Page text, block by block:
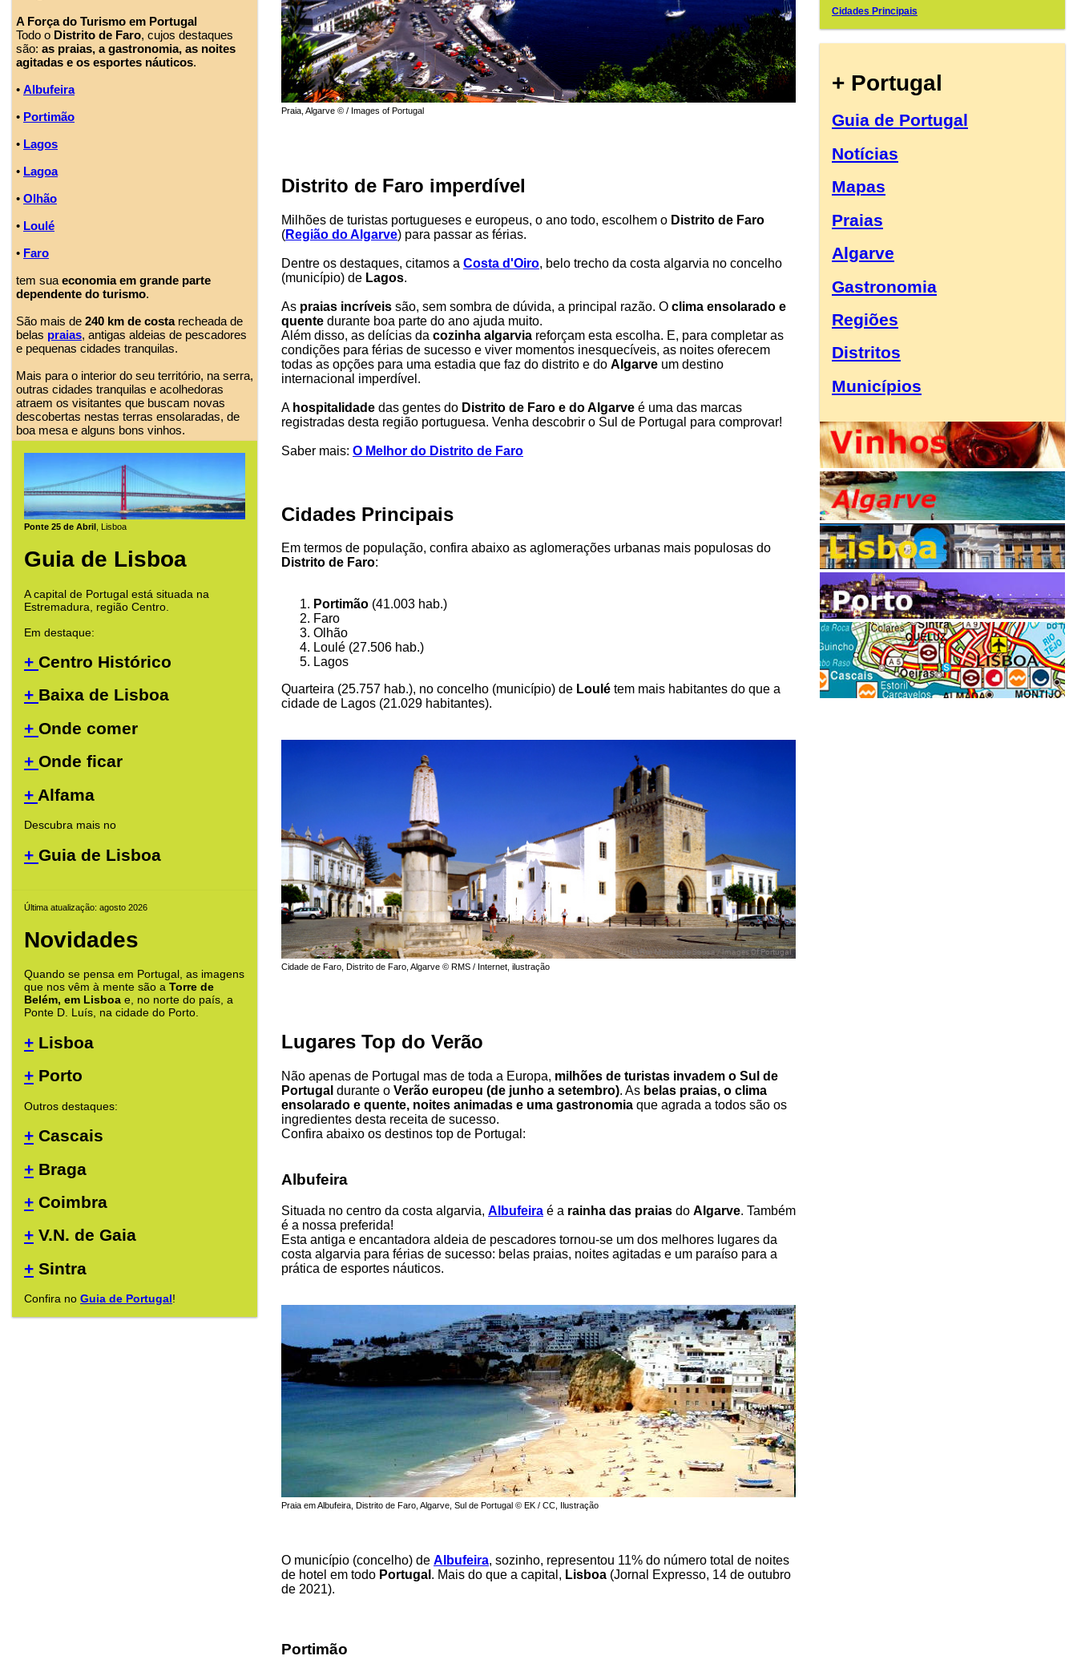
A Força do Turismo em Portugal
Todo o Distrito de Faro, cujos destaques
são: as praias, a gastronomia, as noites
agitadas e os esportes náuticos.
• Albufeira
• Portimão
• Lagos
• Lagoa
• Olhão
• Loulé
• Faro
tem sua economia em grande parte
dependente do turismo.
São mais de 240 km de costarecheada de
belas praias, antigas aldeias de pescadores
e pequenas cidades tranquilas.
Mais para o interior do seu território, na serra,
outras cidades tranquilas e acolhedoras
atraem os visitantes que buscam novas
descobertas nestas terras ensolaradas, de
boa mesa e alguns bons vinhos.
Ponte 25 de Abril , Lisboa
Guia de Lisboa
A capital de Portugal está situada na
Estremadura, região Centro.
Em destaque:
+ Centro Histórico
+ Baixa de Lisboa
+ Onde comer
+ Onde ficar
+ Alfama
Descubra mais no
+ Guia de Lisboa
Última atualização: agosto 2026
Novidades
Quando se pensa em Portugal, as imagens
que nos vêm à mente são a Torre de
Belém, em Lisboa e, no norte do país, a
Ponte D. Luís, na cidade do Porto.
+ Lisboa
+ Porto
Outros destaques:
+ Cascais
+ Braga
+ Coimbra
+ V.N. de Gaia
+ Sintra
Confira no Guia de Portugal!
Praia, Algarve © / Images of Portugal
Distrito de Faro imperdível
Milhões de turistas portugueses e europeus, o ano todo, escolhem o Distrito de Faro
(Região do Algarve) para passar as férias.
Dentre os destaques, citamos a Costa d'Oiro, belo trecho da costa algarvia no concelho
(município) de Lagos.
As praias incríveis são, sem sombra de dúvida, a principal razão. O clima ensolarado e
quente durante boa parte do ano ajuda muito.
Além disso, as delícias da cozinha algarvia reforçam esta escolha. E, para completar as
condições para férias de sucesso e viver momentos inesquecíveis, as noites oferecem
todas as opções para uma estadia que faz do distrito e do Algarve um destino
internacional imperdível.
A hospitalidade das gentes do Distrito de Faro e do Algarve é uma das marcas
registradas desta região portuguesa. Venha descobrir o Sul de Portugal para comprovar!
Saber mais: O Melhor do Distrito de Faro
Cidades Principais
Em termos de população, confira abaixo as aglomerações urbanas mais populosas do
Distrito de Faro:
Portimão (41.003 hab.)
Faro
Olhão
Loulé (27.506 hab.)
Lagos
Quarteira (25.757 hab.), no concelho (município) de Loulé tem mais habitantes do que a
cidade de Lagos (21.029 habitantes).
Cidade de Faro, Distrito de Faro, Algarve © RMS / Internet, ilustração
Lugares Top do Verão
Não apenas de Portugal mas de toda a Europa, milhões de turistas invadem o Sul de
Portugal durante o Verão europeu (de junho a setembro). As belas praias, o clima
ensolarado e quente, noites animadas e uma gastronomia que agrada a todos são os
ingredientes desta receita de sucesso.
Confira abaixo os destinos top de Portugal:
Albufeira
Situada no centro da costa algarvia, Albufeira é a rainha das praias do Algarve. Também
é a nossa preferida!
Esta antiga e encantadora aldeia de pescadores tornou-se um dos melhores lugares da
costa algarvia para férias de sucesso: belas praias, noites agitadas e um paraíso para a
prática de esportes náuticos.
Praia em Albufeira, Distrito de Faro, Algarve, Sul de Portugal © EK / CC, Ilustração
O município (concelho) de Albufeira, sozinho, representou 11% do número total de noites
de hotel em todo Portugal . Mais do que a capital, Lisboa (Jornal Expresso, 14 de outubro
de 2021).
Portimão
Cidades Principais
+ Portugal
Guia de Portugal
Notícias
Mapas
Praias
Algarve
Gastronomia
Regiões
Distritos
Municípios